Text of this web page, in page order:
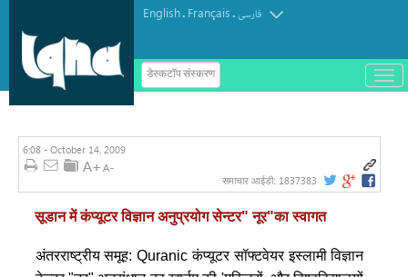
English. Français.فارسی
डेस्कटॉप संस्करण
ب
ا
6:08 - October 14, 2009
समाचार आईडी: 1837383
सूडान में कंप्यूटर विज्ञान अनुप्रयोग सेन्टर" नूर"का स्वागत
अंतरराष्ट्रीय समूह: Quranic कंप्यूटर सॉफ्टवेयर इस्लामी विज्ञान